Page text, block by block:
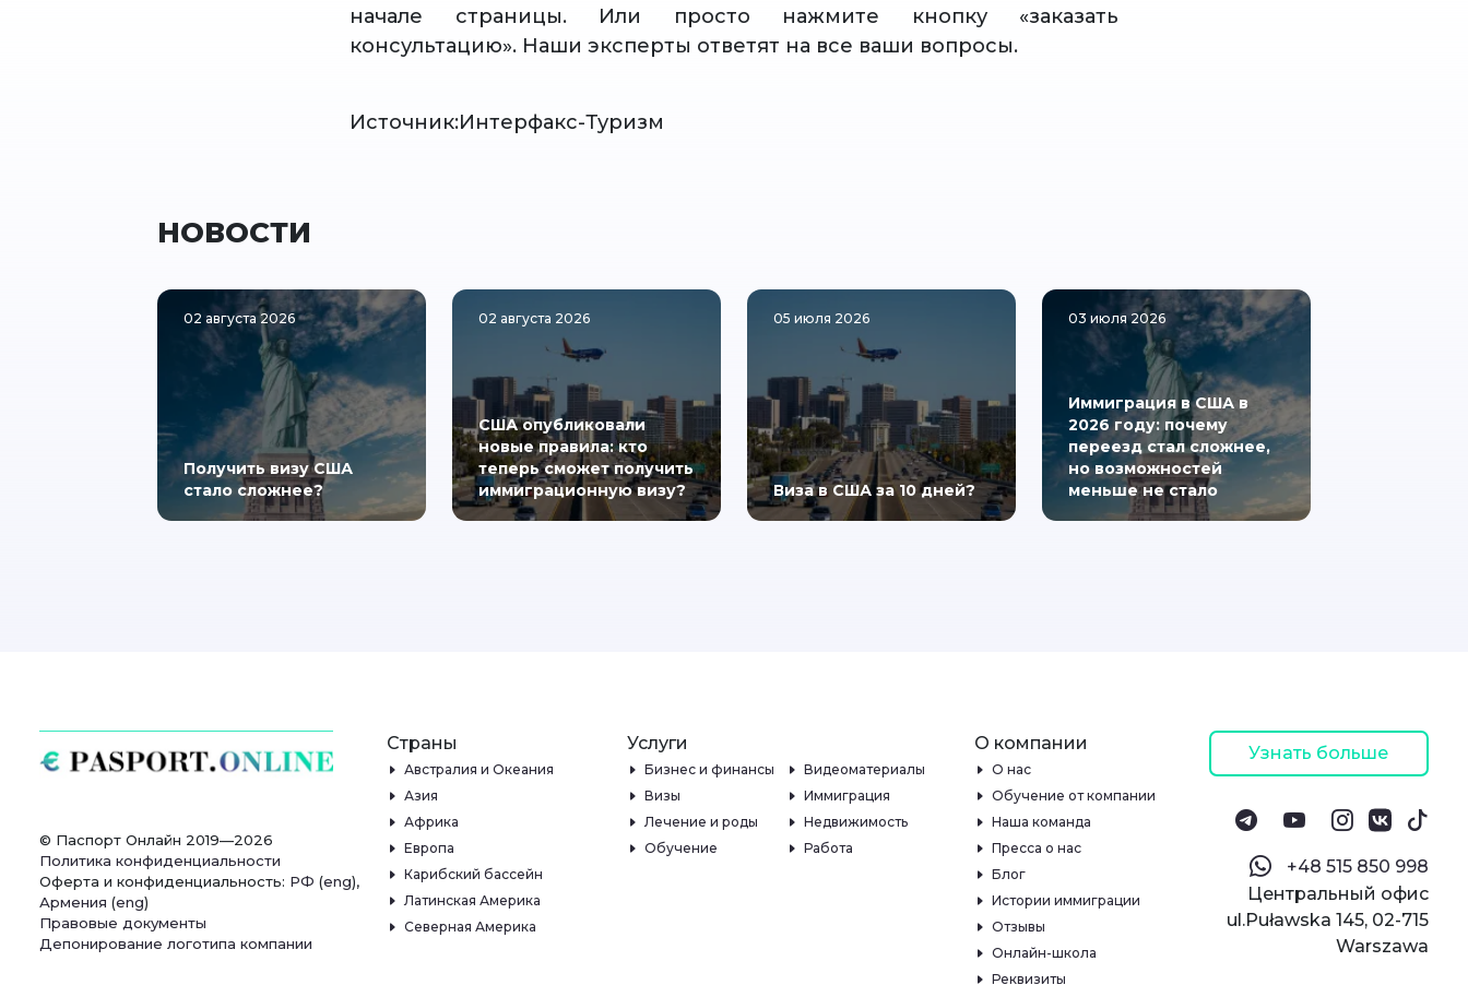
начале страницы. Или просто нажмите кнопку «заказать
консультацию». Наши эксперты ответят на все ваши вопросы.
Источник:Интерфакс-Туризм
НОВОСТИ
02 августа 2026
Получить визу США
стало сложнее?
02 августа 2026
США опубликовали
новые правила: кто
теперь сможет получить
иммиграционную визу?
05 июля 2026
Виза в США за 10 дней?
03 июля 2026
Иммиграция в США в
2026 году: почему
переезд стал сложнее,
но возможностей
меньше не стало
© Паспорт Онлайн 2019—2026
Политика конфиденциальности
Оферта и конфиденциальность: РФ (eng),
Армения (eng)
Правовые документы
Депонирование логотипа компании
Страны
Австралия и Океания
Азия
Африка
Европа
Карибский бассейн
Латинская Америка
Северная Америка
Услуги
Бизнес и финансы
Видеоматериалы
Визы
Иммиграция
Лечение и роды
Недвижимость
Обучение
Работа
О компании
О нас
Обучение от компании
Наша команда
Пресса о нас
Блог
Истории иммиграции
Отзывы
Онлайн-школа
Реквизиты
Узнать больше
‪+48 515 850 998‬
Центральный офис
ul.Puławska 145, 02-715
Warszawa